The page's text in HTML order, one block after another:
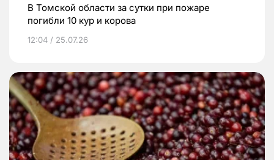
В Томской области за сутки при пожаре
погибли 10 кур и корова
12:04 / 25.07.26